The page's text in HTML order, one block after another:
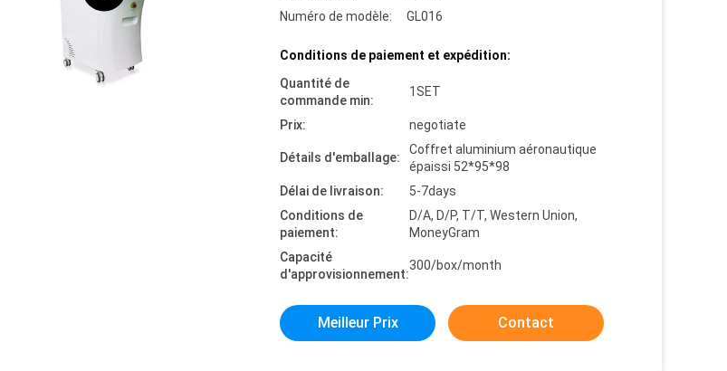
Numéro de modèle:
GL016
Conditions de paiement et expédition:
Quantité de
commande min:
1SET
Prix: negotiate
Détails d'emballage:
Coffret aluminium aéronautique
épaissi 52*95*98
Délai de livraison:
5-7days
Conditions de
paiement:
D/A, D/P, T/T, Western Union,
MoneyGram
Capacité
d'approvisionnement:
300/box/month
Meilleur Prix Contact